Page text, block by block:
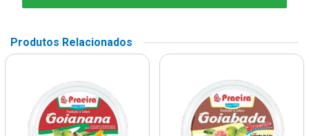
Produtos Relacionados